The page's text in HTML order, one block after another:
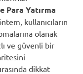
Para Yatırma
kullanıcıların
olanak
ve güvenli bir
dikkat